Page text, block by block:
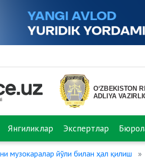
Янгиликлар Экспертлар
музокаралар йўли билан ҳал қилиш